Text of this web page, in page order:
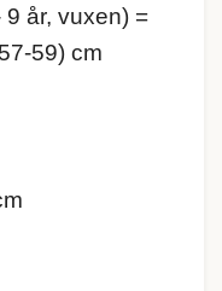
år, vuxen) =
59) cm